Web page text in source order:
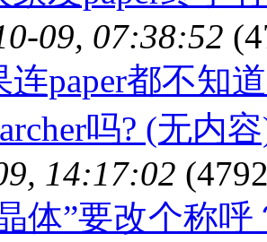
09, 07:38:52
连paper都不知
吗? (无内
14:17:02
体”要改个称